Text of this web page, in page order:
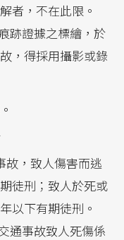
者，不在此限。
跡證據之標繪，於
，得採用攝影或錄
。
故，致人傷害而逃
徒刑；致人於死或
以下有期徒刑。
通事故致人死傷係